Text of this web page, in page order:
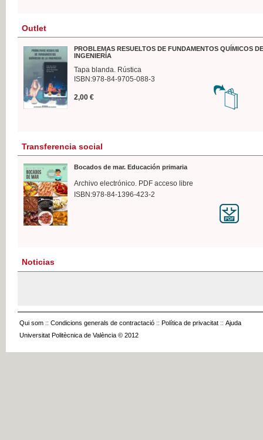
Outlet
PROBLEMAS RESUELTOS DE FUNDAMENTOS QUÍMICOS
INGENIERÍA
Tapa blanda. Rústica
ISBN:978-84-9705-088-3
2,00 €
Transferencia social
Bocados de mar. Educación primaria
Archivo electrónico. PDF acceso libre
ISBN:978-84-1396-423-2
Noticias
Qui som :: Condicions generals de contractació :: Política de privacitat :: Ajuda
Universitat Politècnica de València © 2012